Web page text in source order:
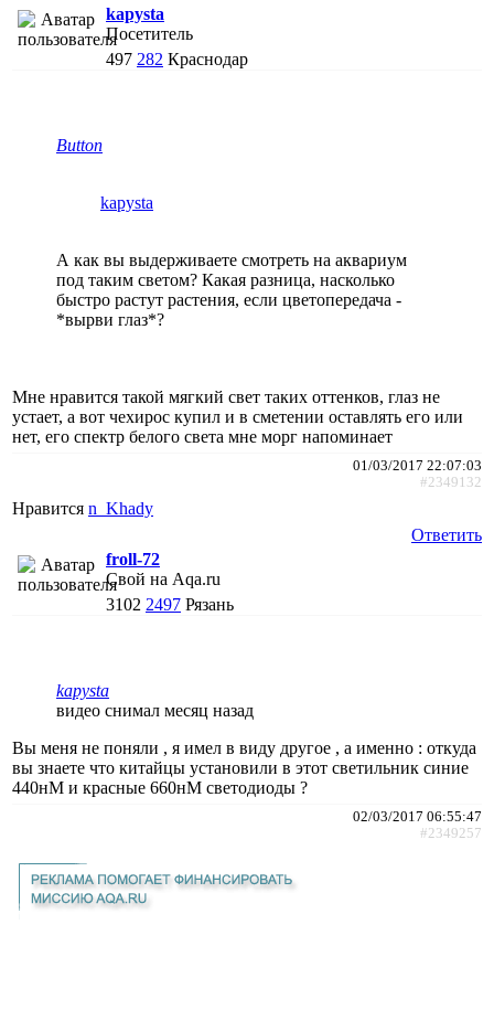
kapysta
Посетитель
497 282 Краснодар
Button
kapysta
А как вы выдерживаете смотреть на аквариум
под таким светом? Какая разница, насколько
быстро растут растения, если цветопередача -
*вырви глаз*?
Мне нравится такой мягкий свет таких оттенков, глаз не
устает, а вот чехирос купил и в сметении оставлять его или
нет, его спектр белого света мне морг напоминает
01/03/2017 22:07:03
#2349132
Нравится n_Khady
Ответить
froll-72
Свой на Aqa.ru
3102 2497 Рязань
kapysta
видео снимал месяц назад
Вы меня не поняли , я имел в виду другое , а именно : откуда
вы знаете что китайцы установили в этот светильник синие
440нМ и красные 660нМ светодиоды ?
02/03/2017 06:55:47
#2349257